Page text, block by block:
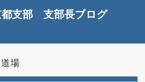
都支部 支部長ブログ
場